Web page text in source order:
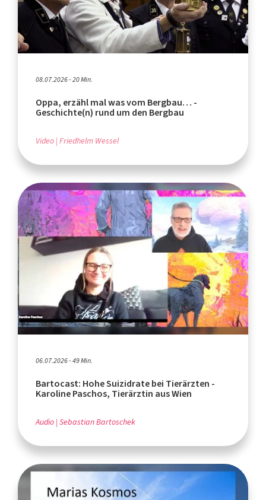
08.07.2026 - 20 Min.
Oppa, erzähl mal was vom Bergbau… -
Geschichte(n) rund um den Bergbau
Video Friedhelm Wessel
06.07.2026 - 49 Min.
Bartocast: Hohe Suizidrate bei Tierärzten -
Karoline Paschos, Tierärztin aus Wien
Audio Sebastian Bartoschek